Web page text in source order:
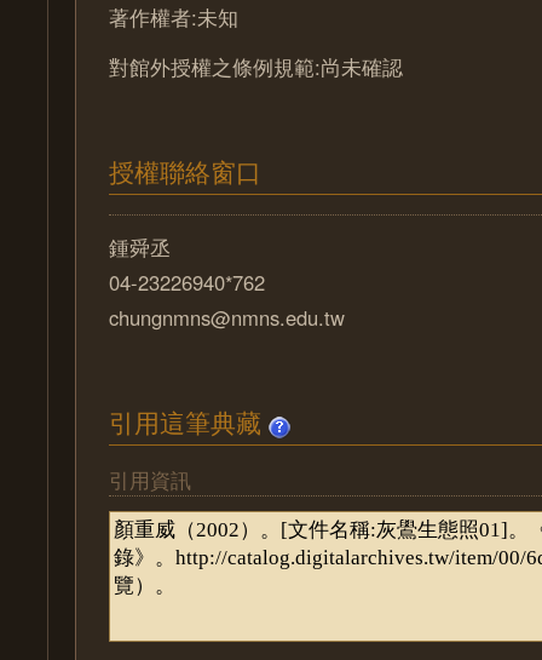
著作權者:未知
對館外授權之條例規範:尚未確認
授權聯絡窗口
鍾舜丞
04-23226940*762
chungnmns@nmns.edu.tw
引用這筆典藏
引用資訊